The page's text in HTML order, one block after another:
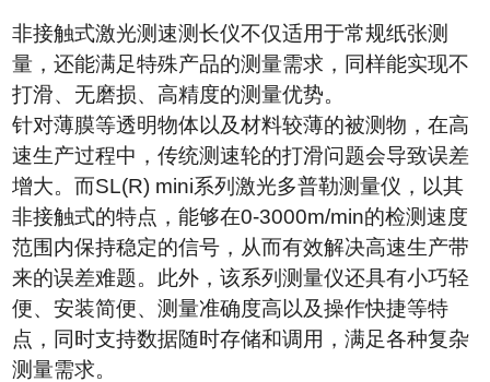
非接触式激光测速测长仪不仅适用于常规纸张测
量，还能满足特殊产品的测量需求，同样能实现不
打滑、无磨损、高精度的测量优势。
针对薄膜等透明物体以及材料较薄的被测物，在高
速生产过程中，传统测速轮的打滑问题会导致误差
增大。而SL(R) mini系列激光多普勒测量仪，以其
非接触式的特点，能够在0-3000m/min的检测速度
范围内保持稳定的信号，从而有效解决高速生产带
来的误差难题。此外，该系列测量仪还具有小巧轻
便、安装简便、测量准确度高以及操作快捷等特
点，同时支持数据随时存储和调用，满足各种复杂
测量需求。